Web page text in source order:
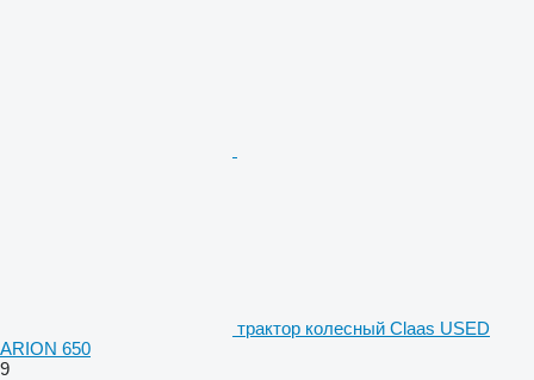
трактор колесный Claas USED
ARION 650
9